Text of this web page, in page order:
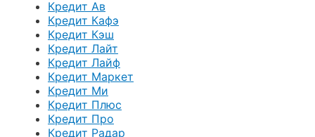
Кредит Ав
Кредит Кафэ
Кредит Кэш
Кредит Лайт
Кредит Лайф
Кредит Маркет
Кредит Ми
Кредит Плюс
Кредит Про
Кредит Радар